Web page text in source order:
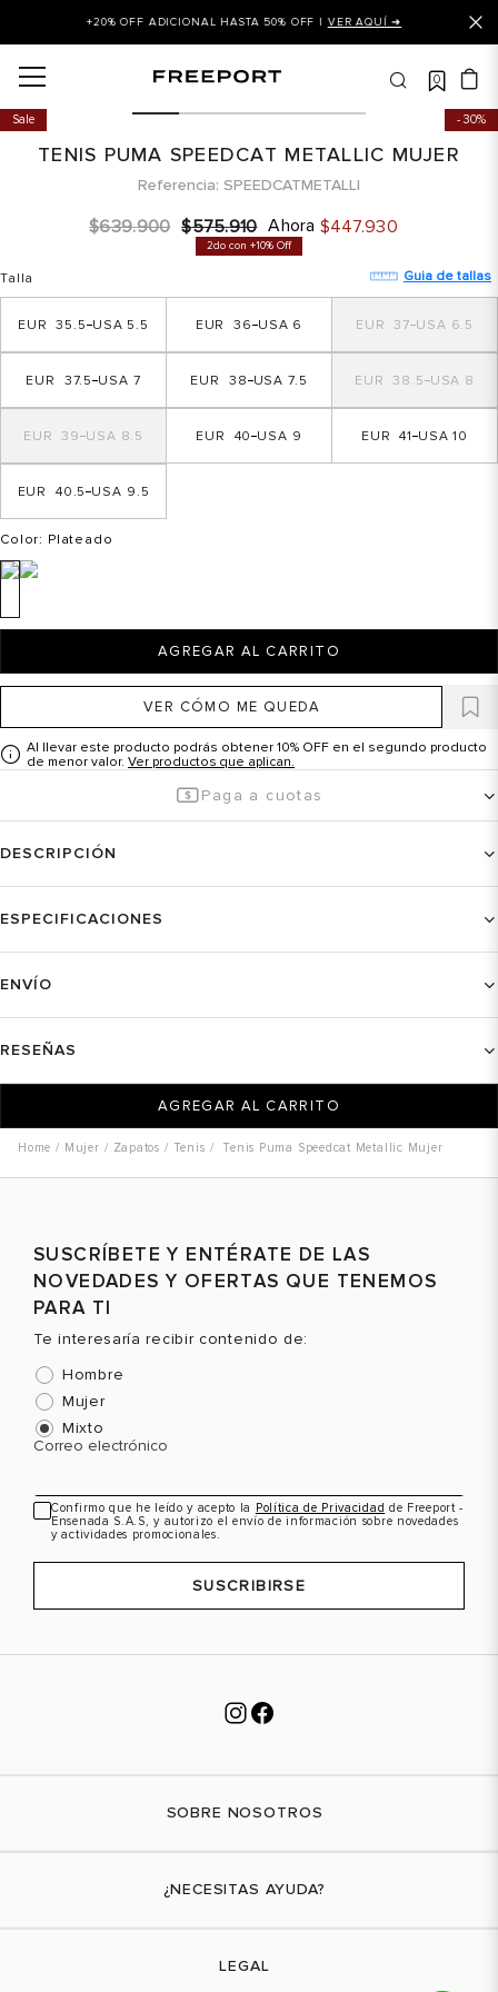
+20% OFF ADICIONAL HASTA 50% OFF | VER AQUÍ ➜
0
30%
Sale
TENIS PUMA SPEEDCAT METALLIC MUJER
Referencia SPEEDCATMETALLI
$639.900 $575.910 Ahora $447.930
2do con +10% Off
Talla Guia de tallas
5.5
35.5 6
36 6.5
37
7
37.5 7.5
38 8
38.5
8.5
39 9
40 10
41
9.5
40.5
Color: Plateado
AGREGAR AL CARRITO
VER CÓMO ME QUEDA
Al llevar este producto podrás obtener 10% OFF en el segundo producto
de menor valor. Ver productos que aplican.
Paga a cuotas
DESCRIPCIÓN
ESPECIFICACIONES
ENVÍO
RESEÑAS
AGREGAR AL CARRITO
Mujer Zapatos Tenis Tenis Puma Speedcat Metallic Mujer
SUSCRÍBETE Y ENTÉRATE DE LAS
NOVEDADES Y OFERTAS QUE TENEMOS
PARA TI
Te interesaría recibir contenido de:
Hombre
Mujer
Mixto
Correo electrónico
Confirmo que he leído y acepto la Política de Privacidad de Freeport -
Ensenada S.A.S, y autorizo el envío de información sobre novedades
y actividades promocionales.
SUSCRIBIRSE
SOBRE NOSOTROS
¿NECESITAS AYUDA?
LEGAL
balance
puma
tommy hilfiger
balance 574